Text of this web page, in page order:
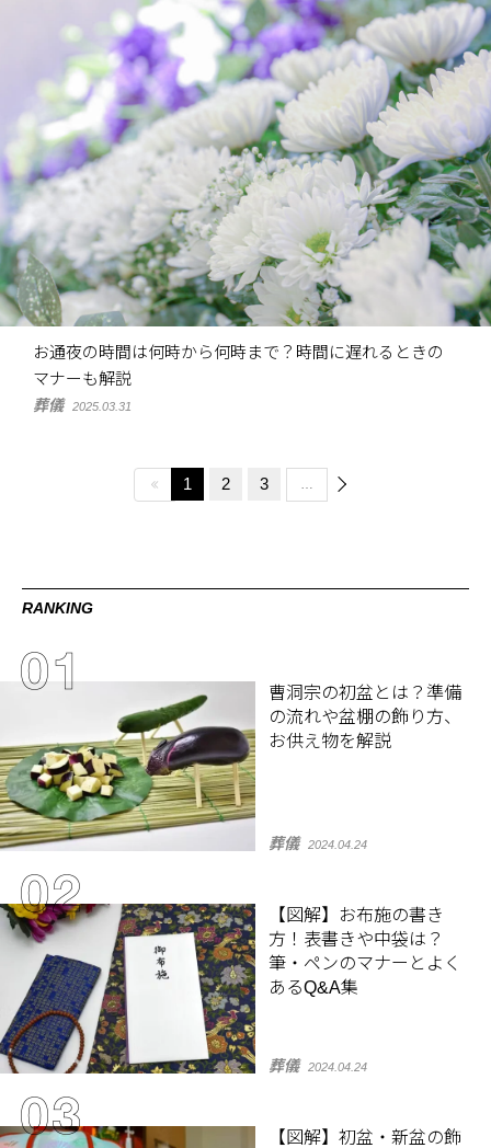
お通夜の時間は何時から何時まで？時間に遅れるときの
マナーも解説
葬儀 2025.03.31
1 2 3
RANKING
曹洞宗の初盆とは？準備
の流れや盆棚の飾り方、
お供え物を解説
葬儀 2024.04.24
【図解】お布施の書き
方！表書きや中袋は？
筆・ペンのマナーとよく
あるQ&A集
葬儀 2024.04.24
【図解】初盆・新盆の飾